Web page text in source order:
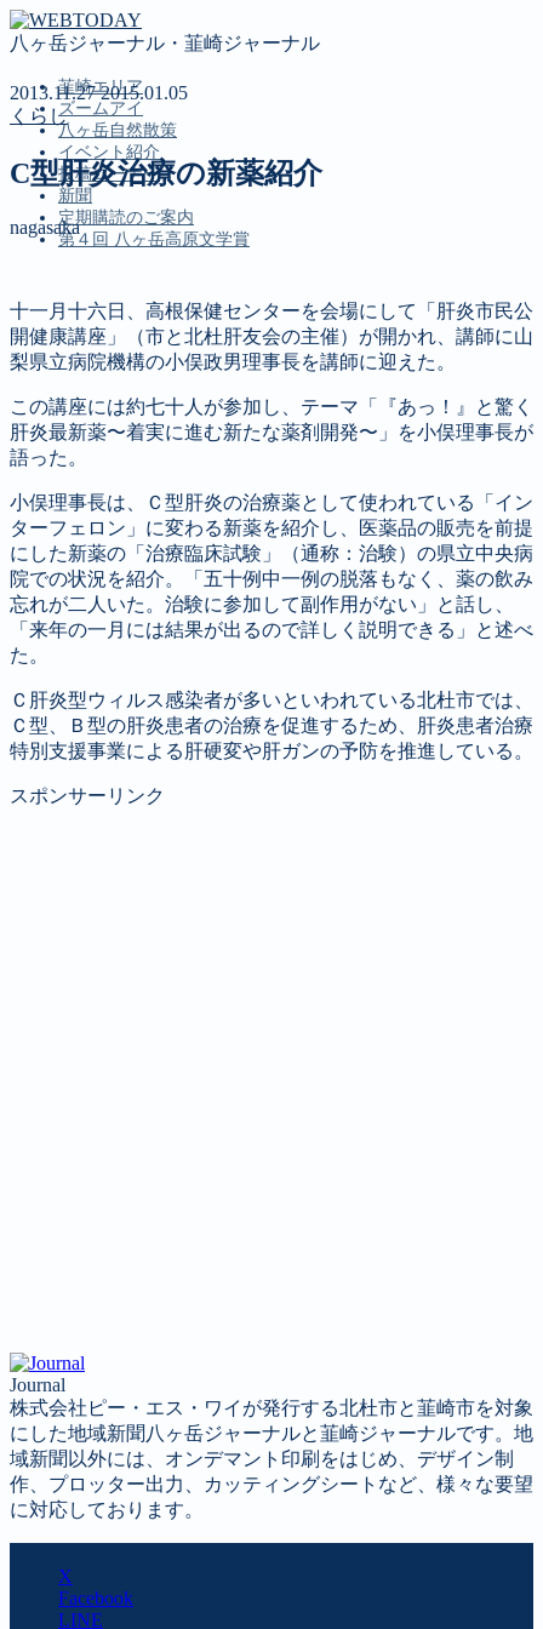
八ヶ岳ジャーナル・韮崎ジャーナル
韮崎エリア
ズームアイ
八ヶ岳自然散策
イベント紹介
投稿コーナー
新聞
定期購読のご案内
第４回 八ヶ岳高原文学賞
MENU
韮崎エリア
八ヶ岳自然散策
イベント紹介
投稿コーナー
定期購読のご案内
第４回 八ヶ岳高原文学賞
2013.11.272015.01.05
くらし
C型肝炎治療の新薬紹介
nagasaka
十一月十六日、高根保健センターを会場にして「肝炎市民公
開健康講座」（市と北杜肝友会の主催）が開かれ、講師に山
梨県立病院機構の小俣政男理事長を講師に迎えた。
この講座には約七十人が参加し、テーマ「『あっ！』と驚く
肝炎最新薬〜着実に進む新たな薬剤開発〜」を小俣理事長が
語った。
小俣理事長は、Ｃ型肝炎の治療薬として使われている「イン
ターフェロン」に変わる新薬を紹介し、医薬品の販売を前提
にした新薬の「治療臨床試験」（通称：治験）の県立中央病
院での状況を紹介。「五十例中一例の脱落もなく、薬の飲み
忘れが二人いた。治験に参加して副作用がない」と話し、
「来年の一月には結果が出るので詳しく説明できる」と述べ
た。
Ｃ肝炎型ウィルス感染者が多いといわれている北杜市では、
Ｃ型、Ｂ型の肝炎患者の治療を促進するため、肝炎患者治療
特別支援事業による肝硬変や肝ガンの予防を推進している。
スポンサーリンク
Journal
株式会社ピー・エス・ワイが発行する北杜市と韮崎市を対象
にした地域新聞八ヶ岳ジャーナルと韮崎ジャーナルです。地
域新聞以外には、オンデマント印刷をはじめ、デザイン制
作、プロッター出力、カッティングシートなど、様々な要望
に対応しております。
X
Facebook
LINE